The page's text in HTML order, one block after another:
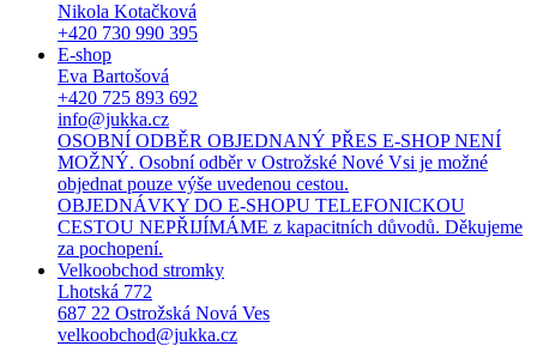
Nikola Kotačková
+420 730 990 395
E-shop
Eva Bartošová
+420 725 893 692
info@jukka.cz
OSOBNÍ ODBĚR OBJEDNANÝ PŘES E-SHOP NENÍ
MOŽNÝ. Osobní odběr v Ostrožské Nové Vsi je možné
objednat pouze výše uvedenou cestou.
OBJEDNÁVKY DO E-SHOPU TELEFONICKOU
CESTOU NEPŘIJÍMÁME z kapacitních důvodů. Děkujeme
za pochopení.
Velkoobchod stromky
Lhotská 772
687 22 Ostrožská Nová Ves
velkoobchod@jukka.cz